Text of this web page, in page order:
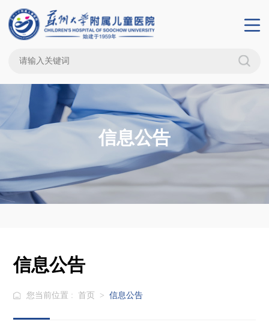
信息公告
信息公告
您当前位置 : 首页 > 信息公告